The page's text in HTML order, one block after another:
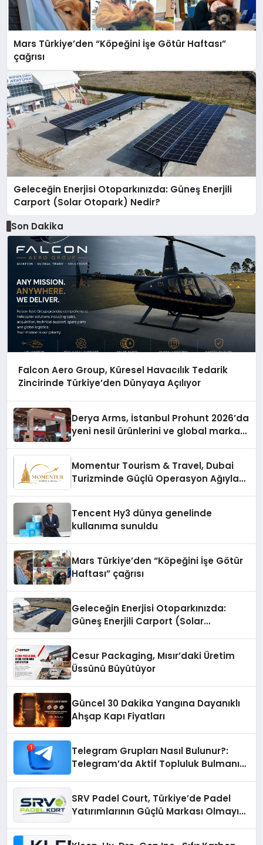
Mars Türkiye’den “Köpeğini İşe Götür Haftası”
çağrısı
Geleceğin Enerjisi Otoparkınızda: Güneş Enerjili
Carport (Solar Otopark) Nedir?
Son Dakika
Falcon Aero Group, Küresel Havacılık Tedarik
Zincirinde Türkiye’den Dünyaya Açılıyor
Derya Arms, İstanbul Prohunt 2026’da
yeni nesil ürünlerini ve global marka
Momentur Tourism & Travel, Dubai
Turizminde Güçlü Operasyon Ağıyla
Tencent Hy3 dünya genelinde
kullanıma sunuldu
Mars Türkiye’den “Köpeğini İşe Götür
Haftası” çağrısı
Geleceğin Enerjisi Otoparkınızda:
Güneş Enerjili Carport (Solar
Cesur Packaging, Mısır’daki Üretim
Üssünü Büyütüyor
Güncel 30 Dakika Yangına Dayanıklı
Ahşap Kapı Fiyatları
Telegram Grupları Nasıl Bulunur?:
Telegram’da Aktif Topluluk Bulmanın
SRV Padel Court, Türkiye’de Padel
Yatırımlarının Güçlü Markası Olmayı